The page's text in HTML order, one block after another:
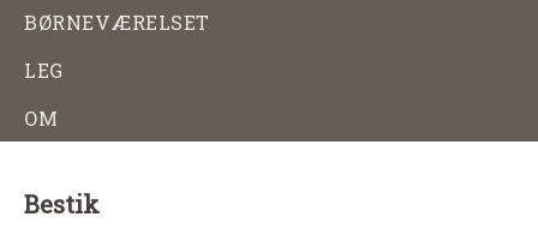
BØRNEVÆRELSET
LEG
OM
Bestik